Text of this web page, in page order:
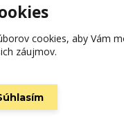
cookies, aby Vám
záujmov.